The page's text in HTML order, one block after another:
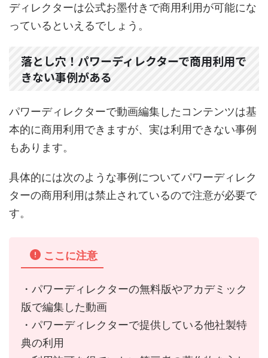
ディレクターは公式お墨付きで商用利用が可能にな
っているといえるでしょう。
落とし穴！パワーディレクターで商用利用で
きない事例がある
パワーディレクターで動画編集したコンテンツは基
本的に商用利用できますが、実は利用できない事例
もあります。
具体的には次のような事例についてパワーディレク
ターの商用利用は禁止されているので注意が必要で
す。
ここに注意
・パワーディレクターの無料版やアカデミック
版で編集した動画
・パワーディレクターで提供している他社製特
典の利用